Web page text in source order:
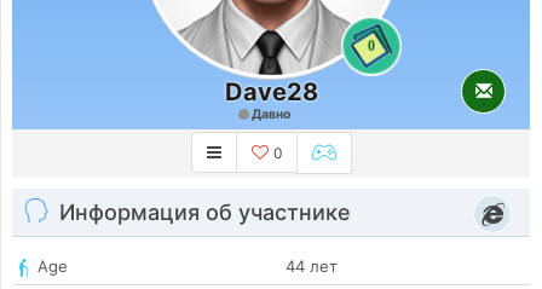
0
Dave28
Давно
0
Информация об участнике
Age
44 лет